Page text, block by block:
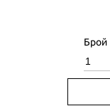
Брой